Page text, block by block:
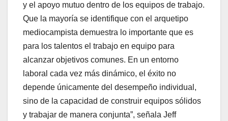
y el apoyo mutuo dentro de los equipos de trabajo.
Que la mayoría se identifique con el arquetipo
mediocampista demuestra lo importante que es
para los talentos el trabajo en equipo para
alcanzar objetivos comunes. En un entorno
laboral cada vez más dinámico, el éxito no
depende únicamente del desempeño individual,
sino de la capacidad de construir equipos sólidos
y trabajar de manera conjunta”, señala Jeff